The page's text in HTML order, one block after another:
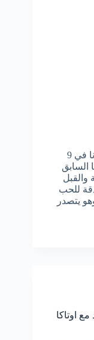
فيلم هدير عبدالرازق المنتشر الجديد يأخذنا في 9
السابق
والقبل
للحب
يتصدر
اوتاكا